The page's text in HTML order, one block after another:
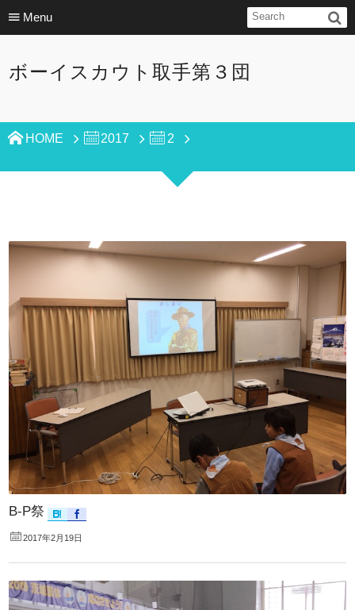
Menu
ボーイスカウト取手第３団
HOME 2017 2
B-P祭
2017年2月19日